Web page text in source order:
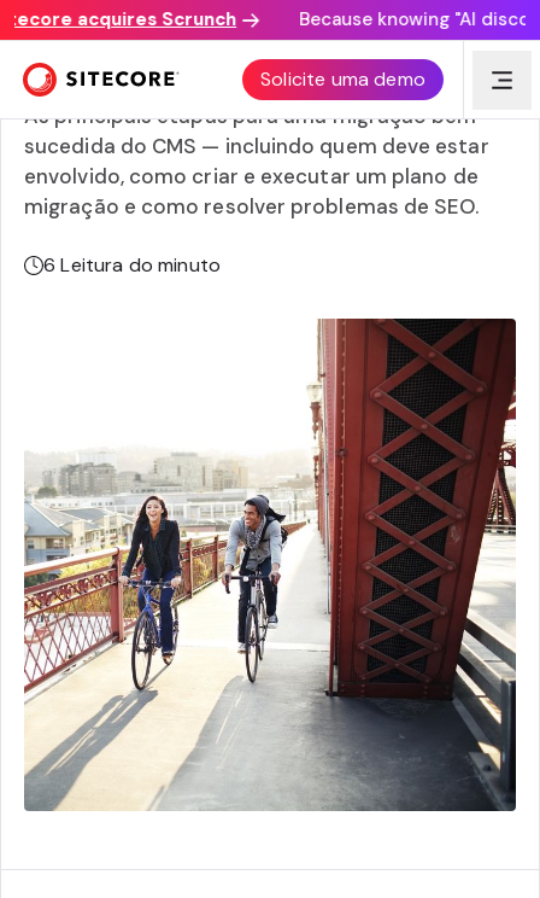
acquires Scrunch Because knowing "AI
Solicite uma demo
Guia de migração do CMS
As principais etapas para uma migração bem-
sucedida do CMS — incluindo quem deve estar
envolvido, como criar e executar um plano de
migração e como resolver problemas de SEO.
6 Leitura do minuto